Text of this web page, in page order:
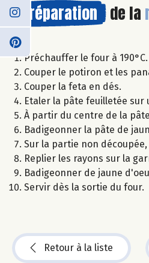
Préparation de la
Préchauffer le four à 190°C.
Couper le potiron et les
Couper la feta en dés.
Etaler la pâte feuilletée sur
À partir du centre de la
Badigeonner la pâte de
Sur la partie non
Replier les rayons sur la
Badigeonner de jaune
Servir dès la sortie du four.
Retour à la liste